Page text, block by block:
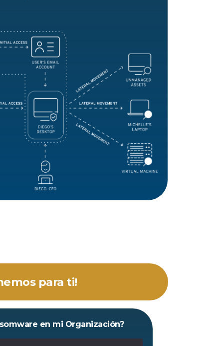
para ti!
en mi Organización?